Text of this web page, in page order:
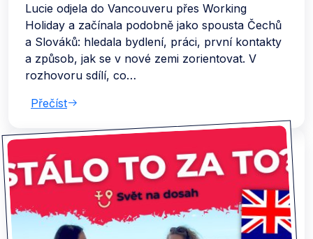
Lucie odjela do Vancouveru přes Working
Holiday a začínala podobně jako spousta Čechů
a Slováků: hledala bydlení, práci, první kontakty
a způsob, jak se v nové zemi zorientovat. V
rozhovoru sdílí, co…
Přečíst